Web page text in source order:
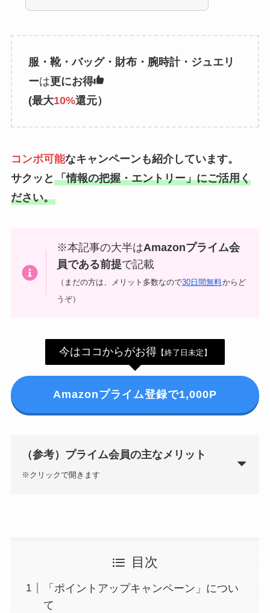
クレカ・プリ
ト証券
Amazonプライム会員
（招待リンク
mineo
有効）
BM79LOW9
メルカリ
楽天フリマ
服・靴・バッグ・財布・腕時計・ジュエリ
ーは更にお得
(最大10%還元）
コンボ可能なキャンペーンも紹介しています。
サクッと 「情報の把握・エントリー」にご活用く
ださい。
※本記事の大半はAmazonプライム会
員である前提で記載
（まだの方は、メリット多数なので30日間無料からど
うぞ）
今はココからがお得【終了日未定】
Amazonプライム登録で1,000P
（参考）プライム会員の主なメリット
※クリックで開きます
お急ぎ便、日時指定が無料
(追加料金なしで見放題・聞き放題・読み放題コ
目次
「ポイントアップキャンペーン」につい
て